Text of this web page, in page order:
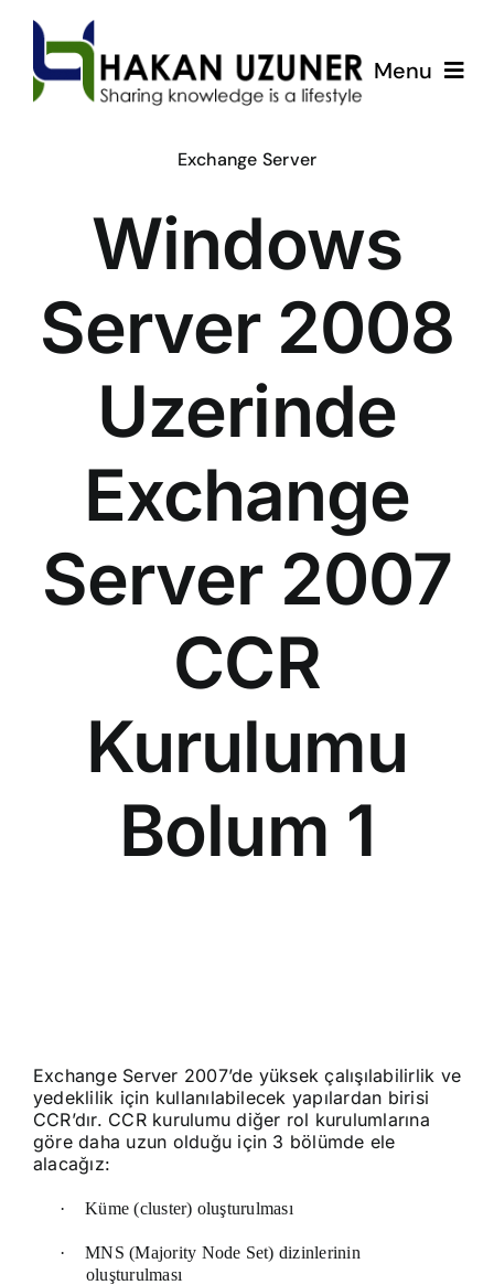
content
Menu
ÇözümPark
Eğitimlerim
Hakkında
İletişim
Exchange Server
Windows
Server 2008
Uzerinde
Exchange
Server 2007
CCR
Kurulumu
Bolum 1
Exchange Server 2007’de yüksek çalışılabilirlik ve
yedeklilik için kullanılabilecek yapılardan birisi
CCR’dır. CCR kurulumu diğer rol kurulumlarına
göre daha uzun olduğu için 3 bölümde ele
alacağız:
· Küme (cluster) oluşturulması
·
MNS (Majority Node Set) dizinlerinin
oluşturulması